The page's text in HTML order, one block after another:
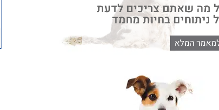
מה שאתם צריכים לדעת
ניתוחים בחיות מחמד
המלא